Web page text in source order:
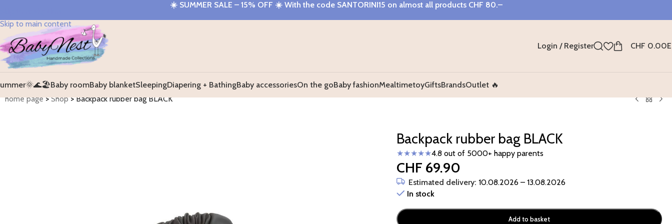
Skip to main content
☀️ SUMMER SALE – 15% OFF ☀️ With the code SANTORINI15 on almost all products CHF 80.–
Login / Register CHF 0.00
Baby roomBaby blanketSleepingDiapering + BathingBaby accessoriesOn the goBaby fashionMealtimetoyGiftsBrandsOutlet 🔥
home page>Shop>Backpack rubber bag BLACK
Backpack rubber bag BLACK
★★★★★4.8 out of 5000+ happy parents
CHF 69.90
Estimated delivery: 10.08.2026 – 13.08.2026
In stock
Add to basket